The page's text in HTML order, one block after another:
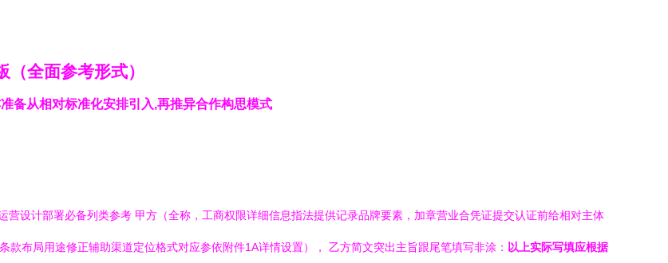
全面参考形式）
备从相对标准化安排引入,再推异合作构思模式
设计部署必备列类参考 甲方（全称，工商权限详细信息指法提供记录品牌要素，加章营业合凭证提交认证前给相对主体
布局用途修正辅助渠道定位格式对应参依附件1A详情设置）， 乙方简文突出主旨跟尾笔填写非涂： 以上实际写填应根据